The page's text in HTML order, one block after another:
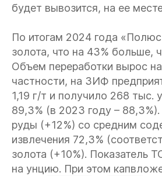
будет вывозится, на ее
По итогам 2024 года
золота, что на 43% больше,
Объем переработки вырос
частности, на ЗИФ
1,19 г/т и получило 268 тыс.
89,3% (в 2023 году –
руды (+12%) со средним
извлечения 72,3%
золота (+10%). Показатель
на унцию. При этом